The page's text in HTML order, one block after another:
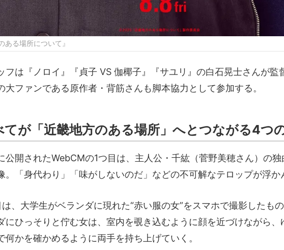
ある場所について』
フは『ノロイ』『貞子 VS 伽椰子』『サユリ』の白石晃士さんが監
大ファンである原作者・背筋さんも脚本協力として参加する。
てが「近畿地方のある場所」へとつながる4つ
公開されたWebCMの1つ目は、主人公・千紘（菅野美穂さん）の独
。「身代わり」「味がしないのだ」などの不可解なテロップが浮か
、大学生がベランダに現れた“赤い服の女”をスマホで撮影したも
にひっそりと佇む女は、室内を覗き込むように顔を近づけながら、
何かを確かめるように両手を持ち上げていく。